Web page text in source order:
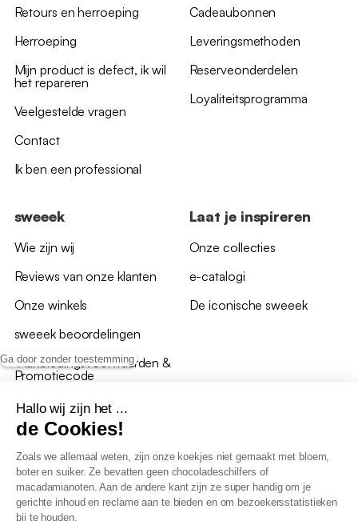
Ga door zonder toestemming
Hallo wij zijn het ...
de Cookies!
Zoals we allemaal weten, zijn onze koekjes niet gemaakt met bloem,
boter en suiker. Ze bevatten geen chocoladeschilfers of
macadamianoten. Aan de andere kant zijn ze super handig om je
gerichte inhoud en reclame aan te bieden en om bezoekersstatistieken
bij te houden.
Retours en herroeping
Herroeping
Mijn product is defect, ik wil
het repareren
Veelgestelde vragen
Contact
Ik ben een professional
Cadeaubonnen
Leveringsmethoden
Reserveonderdelen
Loyaliteitsprogramma
sweeek
Wie zijn wij
Reviews van onze klanten
Onze winkels
sweeek beoordelingen
*Aanbiedingsvoorwaarden &
Promotiecode
Laat je inspireren
Onze collecties
e-catalogi
De iconische sweeek
Algemene verkoopsvoorwaarden
AV loyaliteitsprogramma
Beleid persoonsgegevens